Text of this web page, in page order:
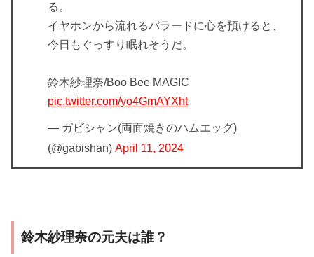
る。
イヤホンから流れるバラードに心を預けると、
今日もぐっすり眠れそうだ。
鈴木紗理奈/Boo Bee MAGIC
pic.twitter.com/yo4GmAYXht
— ガビシャン(両面焼きのハムエッグ)
(@gabishan) April 11, 2024
鈴木紗理奈の元夫は誰？